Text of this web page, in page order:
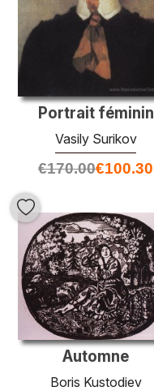
Portrait féminin
Vasily Surikov
€170.00€100.30
Automne
Boris Kustodiev